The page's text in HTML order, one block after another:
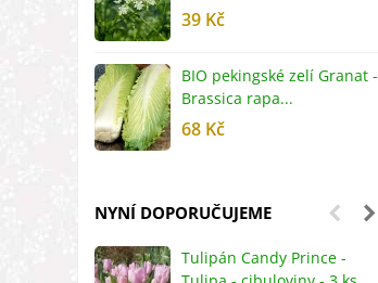
39 Kč
BIO pekingské zelí Granat -
Brassica rapa...
68 Kč
NYNÍ DOPORUČUJEME
Tulipán Candy Prince -